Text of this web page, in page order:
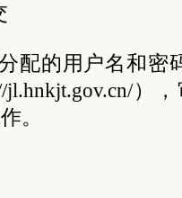
配的用户名和密
）
。